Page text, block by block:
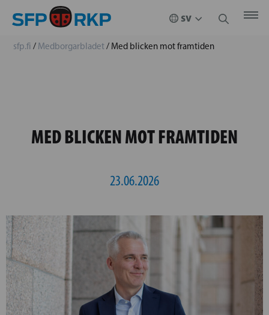
sfp.fi / Medborgarbladet/ Med blicken mot framtiden
MED BLICKEN MOT FRAMTIDEN
23.06.2026